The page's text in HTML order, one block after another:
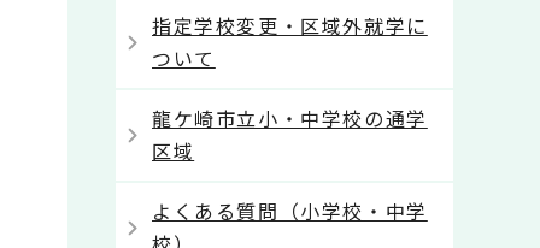
指定学校変更・区域外就学に
ついて
龍ケ崎市立小・中学校の通学
区域
よくある質問（小学校・中学